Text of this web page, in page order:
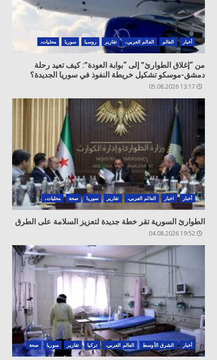
أخبار العالم العالم العربي، تقارير روسيا سوريا محليات،
من “إغلاق الطوارئ” إلى “بوابة العودة”: كيف تعيد رحلة
دمشق-موسكو تشكيل خريطة النفوذ في سوريا الجديدة؟
أخبار اخبار العالم العربي، تقارير سوريا صحة محليات،
الطوارئ السورية تقر خطة جديدة لتعزيز السلامة على الطرق
أخبار الشرق الأوسط العالم العربي، تركيا تقارير سوريا صحة